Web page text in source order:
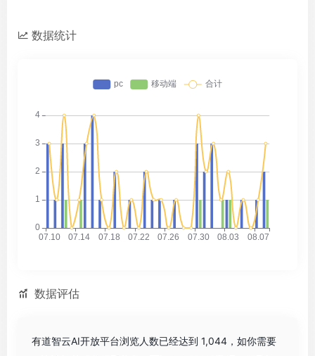
数据统计
数据评估
有道智云AI开放平台浏览人数已经达到 1,044，如你需要